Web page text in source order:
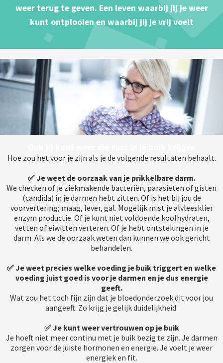
weer terug te geven. Een leven waarbij jij je weer
kunt ontplooien en waarbij jij je vrij voelt
Hoe zou het voor je zijn als je de volgende resultaten behaalt.
✅ Je weet de oorzaak van je prikkelbare darm.
We checken of je ziekmakende bacteriën, parasieten of gisten
(candida) in je darmen hebt zitten. Of is het bij jou de
voorvertering; maag, lever, gal. Mogelijk mist je alvleesklier
enzym productie. Of je kunt niet voldoende koolhydraten,
vetten of eiwitten verteren. Of je hebt ontstekingen in je
darm. Als we de oorzaak weten dan kunnen we ook gericht
behandelen.
✅ Je weet precies welke voeding je buik triggert en welke
voeding juist goed is voor je darmen en je dus energie
geeft.
Wat zou het toch fijn zijn dat je bloedonderzoek dit voor jou
aangeeft. Zo krijg je gelijk duidelijkheid.
✅ Je kunt weer vertrouwen op je buik
Je hoeft niet meer continu met je buik bezig te zijn. Je darmen
zorgen voor de juiste hormonen en energie. Je voelt je weer
energiek en fit.